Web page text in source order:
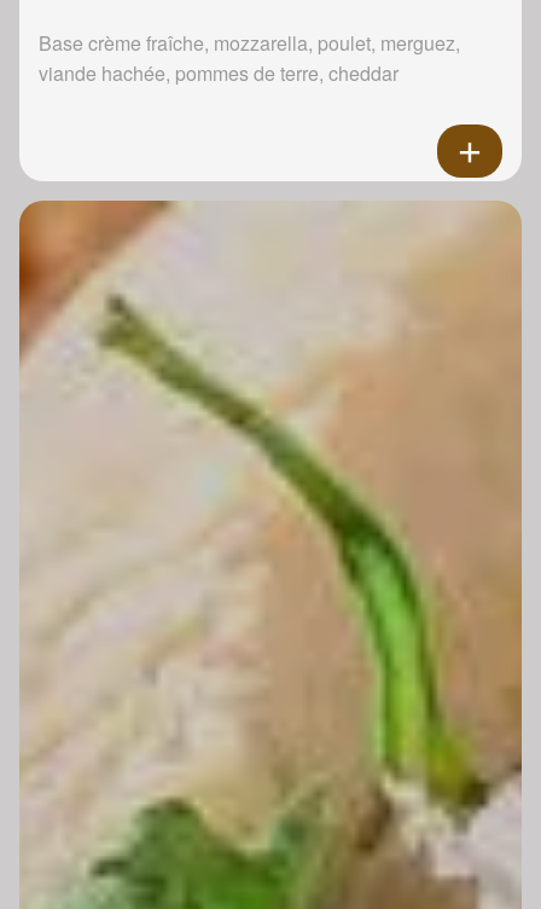
Base crème fraîche, mozzarella, poulet, merguez,
viande hachée, pommes de terre, cheddar